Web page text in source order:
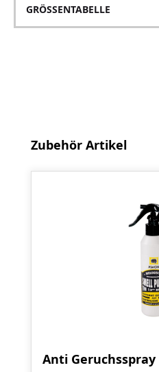
GRÖSSENTABELLE
Produktgalerie überspringen
Zubehör Artikel
Anti Geruchsspray